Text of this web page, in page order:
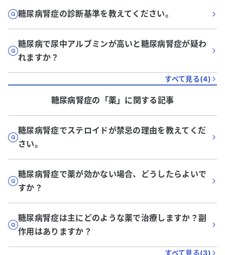
糖尿病腎症の診断基準を教えてください。
糖尿病で尿中アルブミンが高いと糖尿病腎症が疑わ
れますか？
すべて見る(4)
糖尿病腎症の「薬」に関する記事
糖尿病腎症でステロイドが禁忌の理由を教えてくだ
さい。
糖尿病腎症で薬が効かない場合、どうしたらよいで
すか？
糖尿病腎症は主にどのような薬で治療しますか？副
作用はありますか？
すべて見る(3)